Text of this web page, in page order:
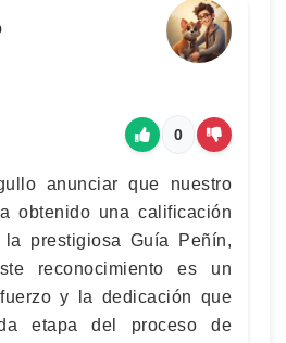
0
anunciar que nuestro
obtenido una calificación
prestigiosa Guía Peñín,
reconocimiento es un
y la dedicación que
etapa del proceso de